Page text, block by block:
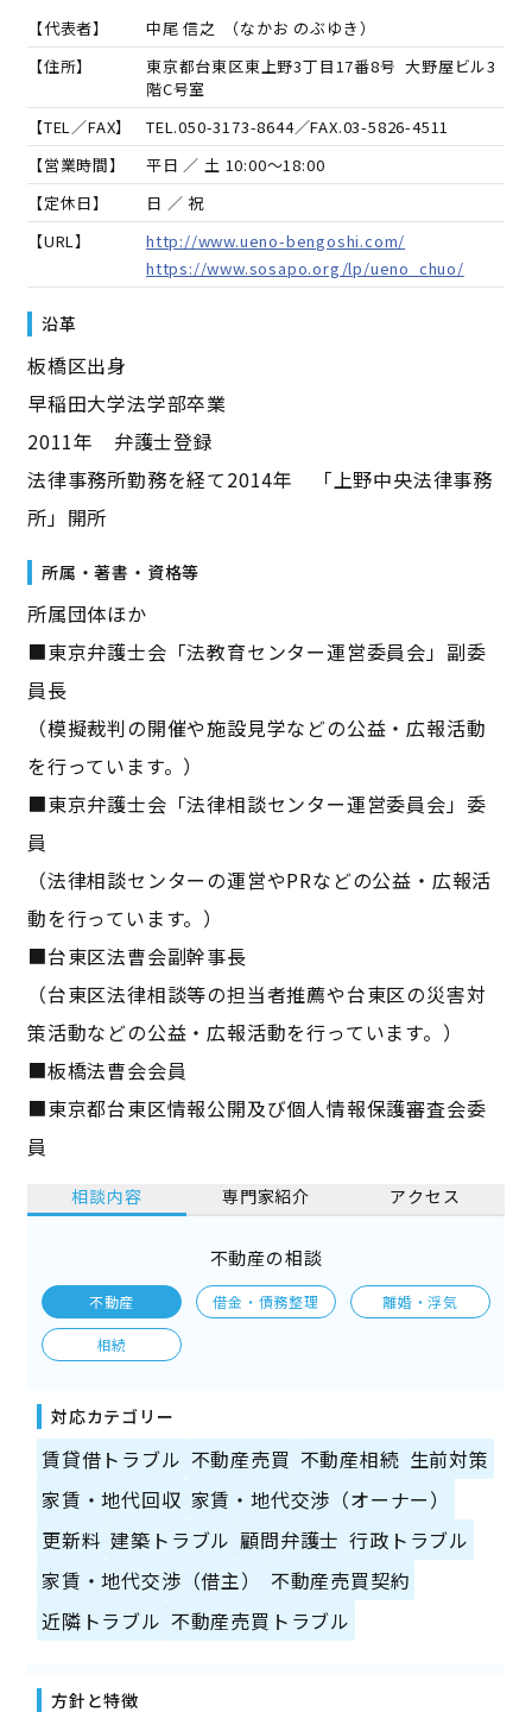
【代表者】 中尾 信之 （なかお のぶゆき）
【住所】
東京都台東区東上野3丁目17番8号 大野屋ビル3
階C号室
【TEL／FAX】
TEL.050-3173-8644／FAX.03-5826-4511
【営業時間】
平日 ／ 土 10:00～18:00
【定休日】
日 ／ 祝
【URL】
http://www.ueno-bengoshi.com/
https://www.sosapo.org/lp/ueno_chuo/
沿革
板橋区出身
早稲田大学法学部卒業
2011年 弁護士登録
法律事務所勤務を経て2014年 「上野中央法律事務
所」開所
所属・著書・資格等
所属団体ほか
■東京弁護士会「法教育センター運営委員会」副委
員長
（模擬裁判の開催や施設見学などの公益・広報活動
を行っています。）
■東京弁護士会「法律相談センター運営委員会」委
員
（法律相談センターの運営やPRなどの公益・広報活
動を行っています。）
■台東区法曹会副幹事長
（台東区法律相談等の担当者推薦や台東区の災害対
策活動などの公益・広報活動を行っています。）
■板橋法曹会会員
■東京都台東区情報公開及び個人情報保護審査会委
員
相談内容 専門家紹介 アクセス
不動産の相談
不動産 借金・債務整理 離婚・浮気
相続
対応カテゴリー
賃貸借トラブル 不動産売買 不動産相続 生前対策
家賃・地代回収 家賃・地代交渉（オーナー）
更新料 建築トラブル 顧問弁護士 行政トラブル
家賃・地代交渉（借主）
不動産売買契約
近隣トラブル 不動産売買トラブル
方針と特徴